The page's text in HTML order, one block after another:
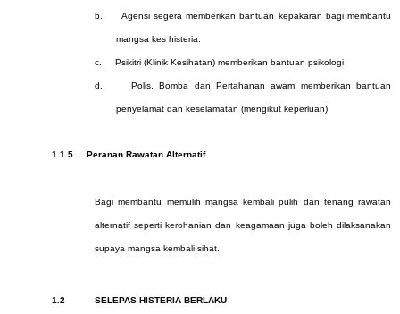
b. Agensi segera memberikan bantuan kepakaran bagi membantu
mangsa kes histeria.
c. Psikitri (Klinik Kesihatan) memberikan bantuan psikologi
d. Polis, Bomba dan Pertahanan awam memberikan bantuan
penyelamat dan keselamatan (mengikut keperluan)
1.1.5 Peranan Rawatan Alternatif
Bagi membantu memulih mangsa kembali pulih dan tenang rawatan
alternatif seperti kerohanian dan keagamaan juga boleh dilaksanakan
supaya mangsa kembali sihat.
1.2 SELEPAS HISTERIA BERLAKU